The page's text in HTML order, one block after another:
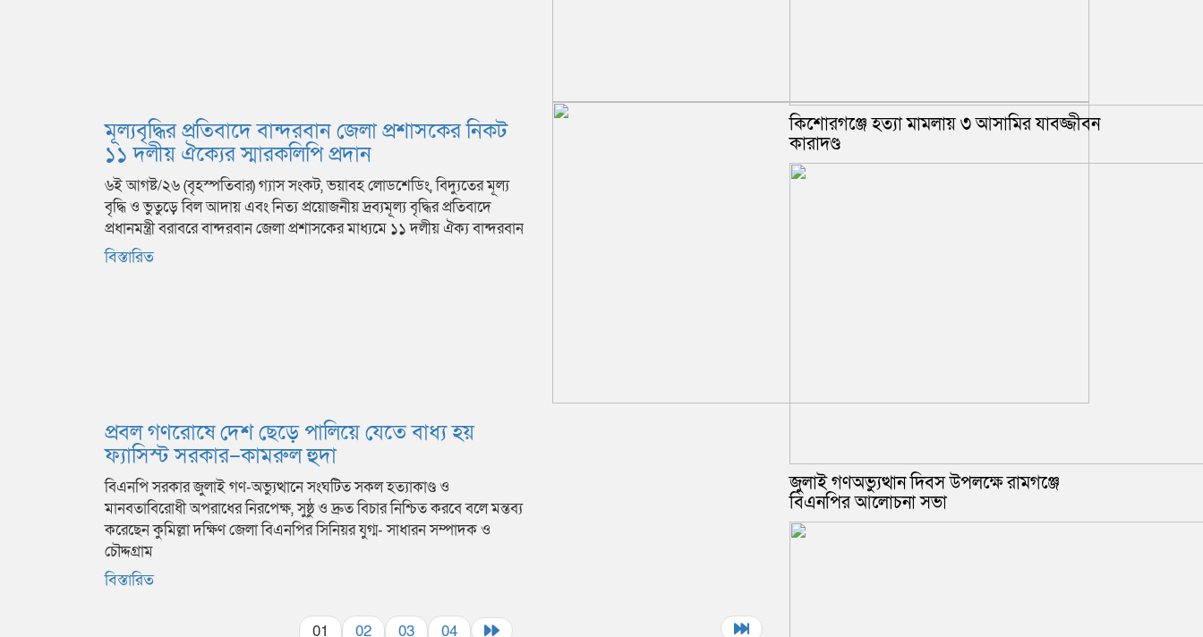
মূল্যবৃদ্ধির প্রতিবাদে বান্দরবান জেলা প্রশাসকের নিকট
১১ দলীয় ঐক্যের স্মারকলিপি প্রদান
৬ই আগষ্ট/২৬ (বৃহস্পতিবার) গ্যাস সংকট, ভয়াবহ লোডশেডিং, বিদ্যুতের মূল্য
বৃদ্ধি ও ভুতুড়ে বিল আদায় এবং নিত্য প্রয়োজনীয় দ্রব্যমূল্য বৃদ্ধির প্রতিবাদে
প্রধানমন্ত্রী বরাবরে বান্দরবান জেলা প্রশাসকের মাধ্যমে ১১ দলীয় ঐক্য বান্দরবান
বিস্তারিত
প্রবল গণরোষে দেশ ছেড়ে পালিয়ে যেতে বাধ্য হয়
ফ্যাসিস্ট সরকার–কামরুল হুদা
বিএনপি সরকার জুলাই গণ-অভ্যুত্থানে সংঘটিত সকল হত্যাকাণ্ড ও
মানবতাবিরোধী অপরাধের নিরপেক্ষ, সুষ্ঠু ও দ্রুত বিচার নিশ্চিত করবে বলে মন্তব্য
করেছেন কুমিল্লা দক্ষিণ জেলা বিএনপির সিনিয়র যুগ্ম- সাধারন সম্পাদক ও
চৌদ্দগ্রাম
বিস্তারিত
01 02 03 04
কিশোরগঞ্জে হত্যা মামলায় ৩ আসামির যাবজ্জীবন
কারাদণ্ড
জুলাই গণঅভ্যুত্থান দিবস উপলক্ষে রামগঞ্জে
বিএনপির আলোচনা সভা